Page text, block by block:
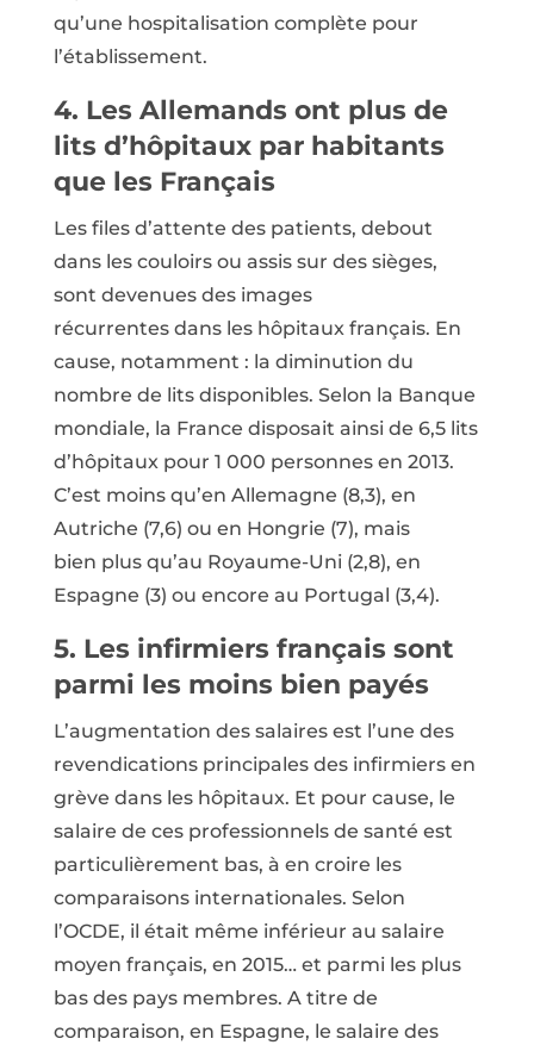
qu’une hospitalisation complète pour
l’établissement.
4. Les Allemands ont plus de
lits d’hôpitaux par habitants
que les Français
Les files d’attente des patients, debout
dans les couloirs ou assis sur des sièges,
sont devenues des images
récurrentes dans les hôpitaux français. En
cause, notamment : la diminution du
nombre de lits disponibles. Selon la Banque
mondiale, la France disposait ainsi de 6,5 lits
d’hôpitaux pour 1 000 personnes en 2013.
C’est moins qu’en Allemagne (8,3), en
Autriche (7,6) ou en Hongrie (7), mais
bien plus qu’au Royaume-Uni (2,8), en
Espagne (3) ou encore au Portugal (3,4).
5. Les infirmiers français sont
parmi les moins bien payés
L’augmentation des salaires est l’une des
revendications principales des infirmiers en
grève dans les hôpitaux. Et pour cause, le
salaire de ces professionnels de santé est
particulièrement bas, à en croire les
comparaisons internationales. Selon
l’OCDE, il était même inférieur au salaire
moyen français, en 2015… et parmi les plus
bas des pays membres. A titre de
comparaison, en Espagne, le salaire des